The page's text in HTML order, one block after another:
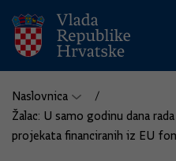
Naslovnica
Žalac: U samo godinu dana
projekata financiranih iz EU